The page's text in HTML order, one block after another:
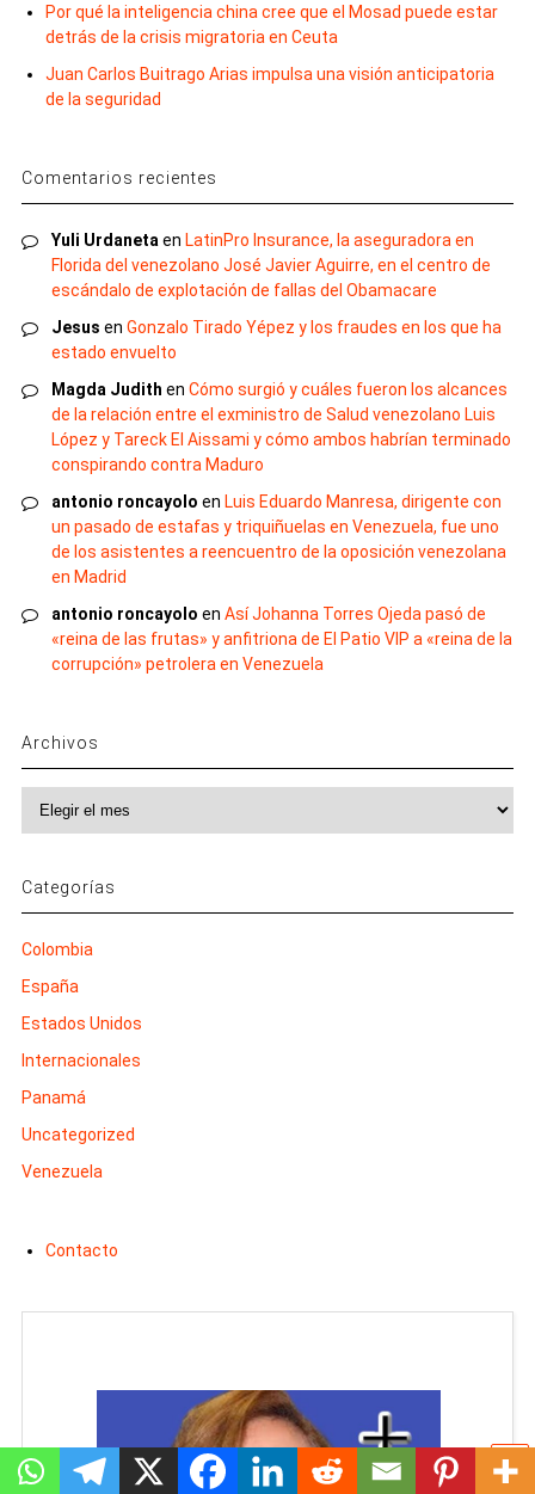
Por qué la inteligencia china cree que el Mosad puede estar
detrás de la crisis migratoria en Ceuta
Juan Carlos Buitrago Arias impulsa una visión anticipatoria
de la seguridad
Comentarios recientes
Yuli Urdanetaen LatinPro Insurance, la aseguradora en
Florida del venezolano José Javier Aguirre, en el centro de
escándalo de explotación de fallas del Obamacare
Jesus en Gonzalo Tirado Yépez y los fraudes en los que ha
estado envuelto
Magda Judith en Cómo surgió y cuáles fueron los alcances
de la relación entre el exministro de Salud venezolano Luis
López y Tareck El Aissami y cómo ambos habrían terminado
conspirando contra Maduro
antonio roncayolo en Luis Eduardo Manresa, dirigente con
un pasado de estafas y triquiñuelas en Venezuela, fue uno
de los asistentes a reencuentro de la oposición venezolana
en Madrid
antonio roncayolo en Así Johanna Torres Ojeda pasó de
«reina de las frutas» y anfitriona de El Patio VIP a «reina de la
corrupción» petrolera en Venezuela
Archivos
Archivos
Categorías
Colombia
España
Estados Unidos
Internacionales
Panamá
Uncategorized
Venezuela
Contacto